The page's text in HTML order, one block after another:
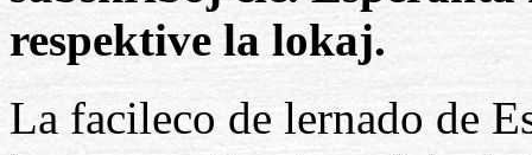
respektive la lokaj.
La facileco de lernado de